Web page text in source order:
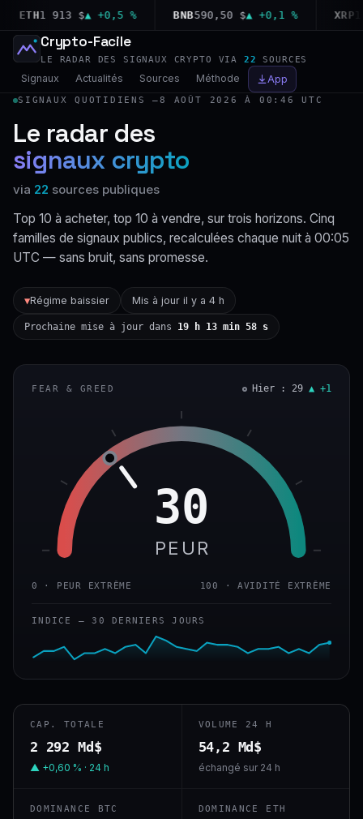
ETH1 913 $▲ +0,5 % BNB590,50 $▲ +0,1 % XRP
Crypto-Facile
LE RADAR DES SIGNAUX CRYPTO VIA 22 SOURCES
Signaux Actualités Sources Méthode App
SIGNAUX QUOTIDIENS —8 AOÛT 2026 À 00:46 UTC
Le radar des
signaux crypto
via 22 sources publiques
Top 10 à acheter, top 10 à vendre, sur trois horizons. Cinq
familles de signaux publics, recalculées chaque nuit à 00:05
UTC — sans bruit, sans promesse.
▼Régime baissier Mis à jour il y a 4 h
Prochaine mise à jour dans 19 h 13 min 57 s
FEAR & GREED Hier : 29 ▲ +1
30
PEUR
0 · PEUR EXTRÊME 100 · AVIDITÉ EXTRÊME
INDICE — 30 DERNIERS JOURS
CAP. TOTALE
2 292 Md$
▲ +0,60 % · 24 h
VOLUME 24 H
54,2 Md$
échangé sur 24 h
DOMINANCE BTC DOMINANCE ETH